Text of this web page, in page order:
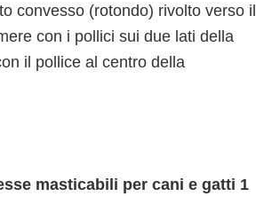
convesso (rotondo) rivolto verso il
con i pollici sui due lati della
il pollice al centro della
masticabili per cani e gatti 1